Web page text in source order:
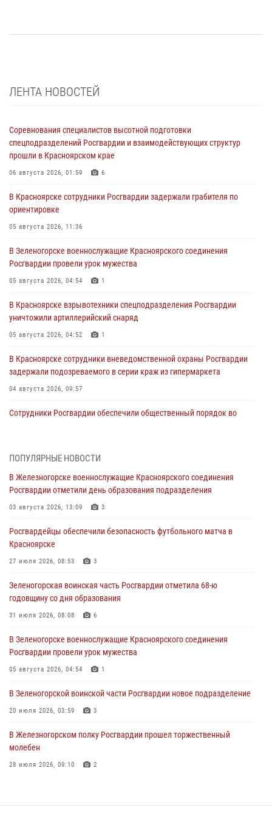
ЛЕНТА НОВОСТЕЙ
Соревнования специалистов высотной подготовки
спецподразделений Росгвардии и взаимодействующих структур
прошли в Красноярском крае
06 августа 2026, 01:59 6
В Красноярске сотрудники Росгвардии задержали грабителя по
ориентировке
05 августа 2026, 11:36
В Зеленогорске военнослужащие Красноярского соединения
Росгвардии провели урок мужества
05 августа 2026, 04:54 1
В Красноярске взрывотехники спецподразделения Росгвардии
уничтожили артиллерийский снаряд
05 августа 2026, 04:52 1
В Красноярске сотрудники вневедомственной охраны Росгвардии
задержали подозреваемого в серии краж из гипермаркета
04 августа 2026, 09:57
Сотрудники Росгвардии обеспечили общественный порядок во
в серии краж из супермаркета
04 августа 2026, 06:50
познакомили отдыхающих детей с тонкостями РХБ защиты
03 августа 2026, 13:12
Росгвардии отметили день образования подразделения
03 августа 2026, 13:09
годовщину со дня образования
31 июля 2026, 08:08
ПОПУЛЯРНЫЕ НОВОСТИ
В Железногорске военнослужащие Красноярского соединения
Росгвардии отметили день образования подразделения
03 августа 2026, 13:09 3
Росгвардейцы обеспечили безопасность футбольного матча в
Красноярске
27 июля 2026, 08:53 3
Зеленогорская воинская часть Росгвардии отметила 68-ю
годовщину со дня образования
31 июля 2026, 08:08 6
В Зеленогорске военнослужащие Красноярского соединения
Росгвардии провели урок мужества
05 августа 2026, 04:54 1
В Зеленогорской воинской части Росгвардии новое подразделение
20 июля 2026, 03:59 3
В Железногорском полку Росгвардии прошел торжественный
молебен
28 июля 2026, 09:10 2